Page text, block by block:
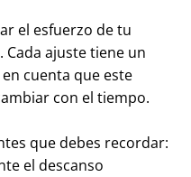
el esfuerzo de tu
ajuste tiene un
en cuenta que este
con el tiempo.
que debes recordar:
el descanso